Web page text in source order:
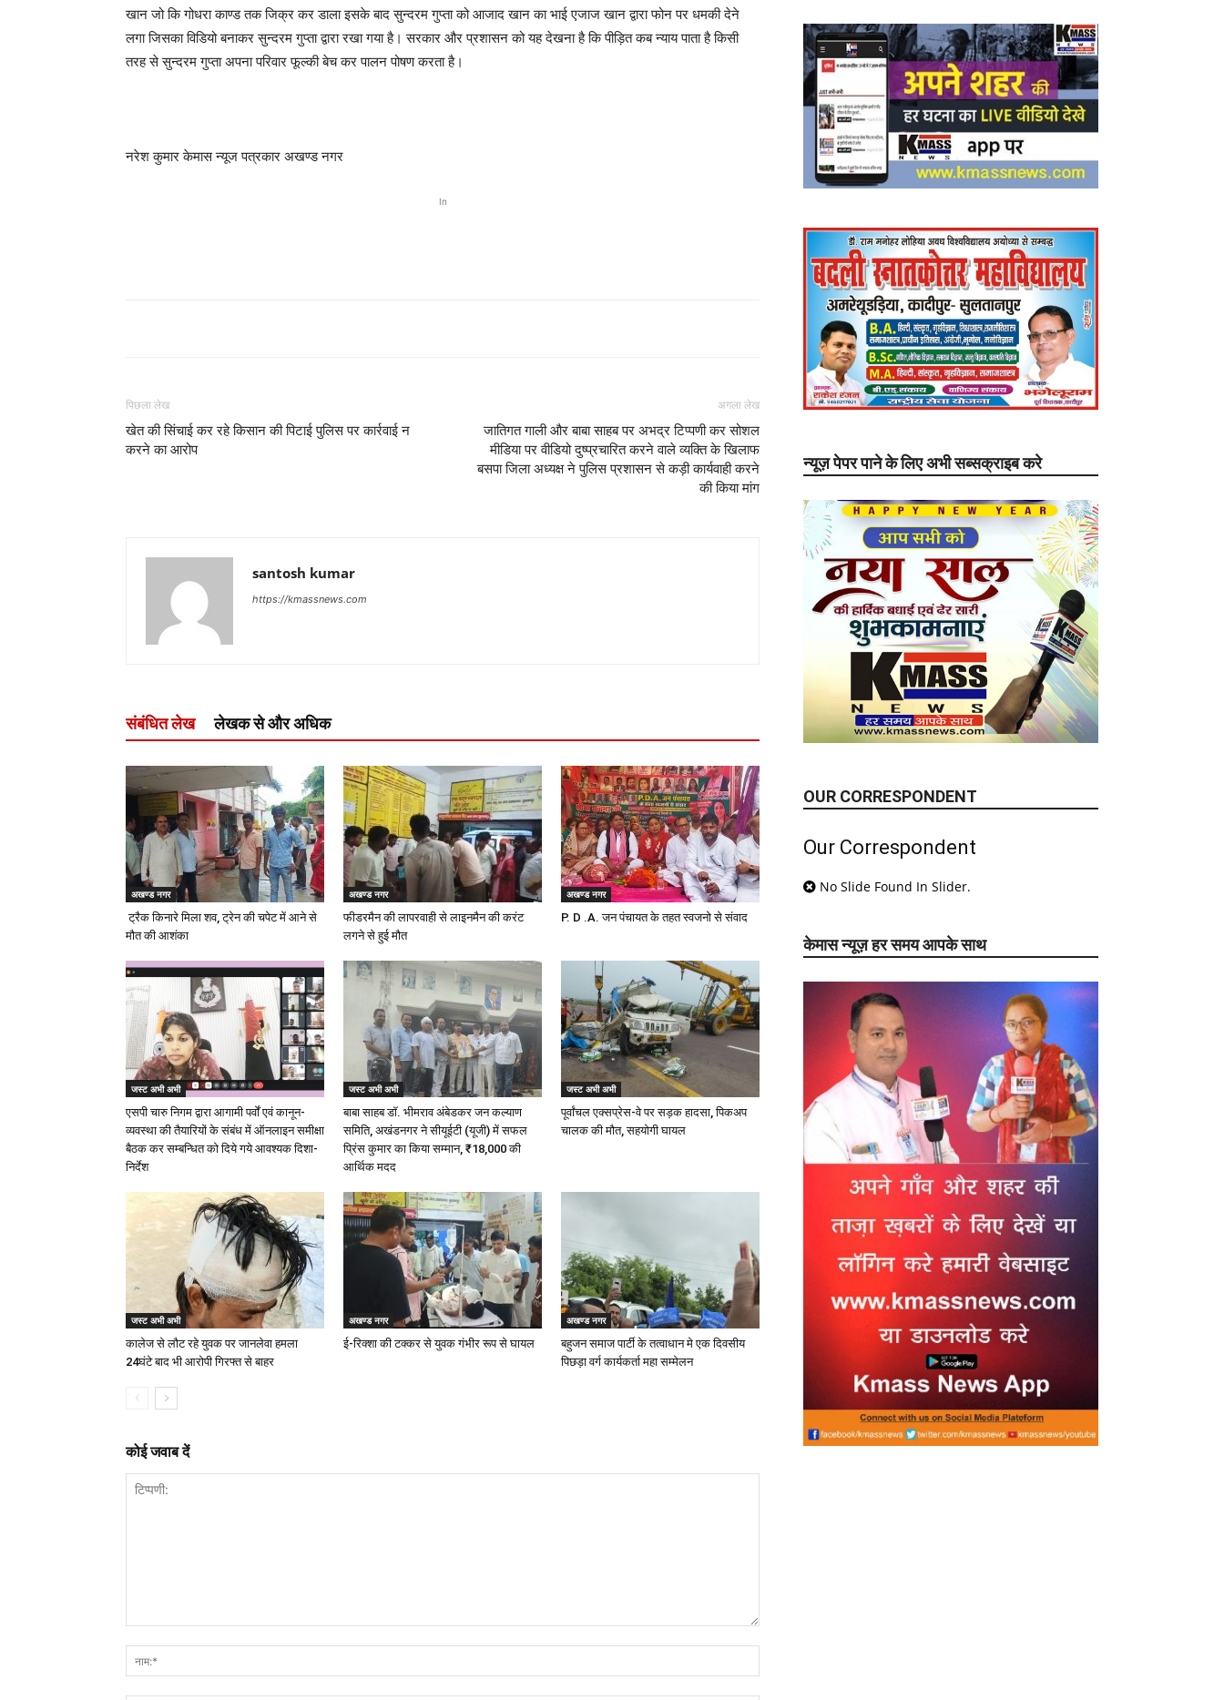
खान जो कि गोधरा काण्ड तक जिक्र कर डाला इसके बाद सुन्दरम गुप्ता को आजाद खान का भाई एजाज खान द्वारा फोन पर धमकी देने
लगा जिसका विडियो बनाकर सुन्दरम गुप्ता द्वारा रखा गया है। सरकार और प्रशासन को यह देखना है कि पीड़ित कब न्याय पाता है किसी
तरह से सुन्दरम गुप्ता अपना परिवार फूल्की बेच कर पालन पोषण करता है।
नरेश कुमार केमास न्यूज पत्रकार अखण्ड नगर
In
पिछला लेख
खेत की सिंचाई कर रहे किसान की पिटाई पुलिस पर कार्रवाई न
करने का आरोप
अगला लेख
जातिगत गाली और बाबा साहब पर अभद्र टिप्पणी कर सोशल
मीडिया पर वीडियो दुष्प्रचारित करने वाले व्यक्ति के खिलाफ
बसपा जिला अध्यक्ष ने पुलिस प्रशासन से कड़ी कार्यवाही करने
की किया मांग
santosh kumar
https://kmassnews.com
संबंधित लेख लेखक से और अधिक
अखण्ड नगर
ट्रैक किनारे मिला शव, ट्रेन की चपेट में आने से
मौत की आशंका
अखण्ड नगर
फीडरमैन की लापरवाही से लाइनमैन की करंट
लगने से हुई मौत
अखण्ड नगर
P. D .A. जन पंचायत के तहत स्वजनो से संवाद
जस्ट अभी अभी
एसपी चारु निगम द्वारा आगामी पर्वों एवं कानून-
व्यवस्था की तैयारियों के संबंध में ऑनलाइन समीक्षा
बैठक कर सम्बन्धित को दिये गये आवश्यक दिशा-
निर्देश
जस्ट अभी अभी
बाबा साहब डॉ. भीमराव अंबेडकर जन कल्याण
समिति, अखंडनगर ने सीयूईटी (यूजी) में सफल
प्रिंस कुमार का किया सम्मान, ₹18,000 की
आर्थिक मदद
जस्ट अभी अभी
पूर्वांचल एक्सप्रेस-वे पर सड़क हादसा, पिकअप
चालक की मौत, सहयोगी घायल
जस्ट अभी अभी
कालेज से लौट रहे युवक पर जानलेवा हमला
24घंटे बाद भी आरोपी गिरफ्त से बाहर
अखण्ड नगर
ई-रिक्शा की टक्कर से युवक गंभीर रूप से घायल
अखण्ड नगर
बहुजन समाज पार्टी के तत्वाधान मे एक दिवसीय
पिछड़ा वर्ग कार्यकर्ता महा सम्मेलन
कोई जवाब दें
न्यूज़ पेपर पाने के लिए अभी सब्सक्राइब करे
OUR CORRESPONDENT
Our Correspondent
No Slide Found In Slider.
केमास न्यूज़ हर समय आपके साथ